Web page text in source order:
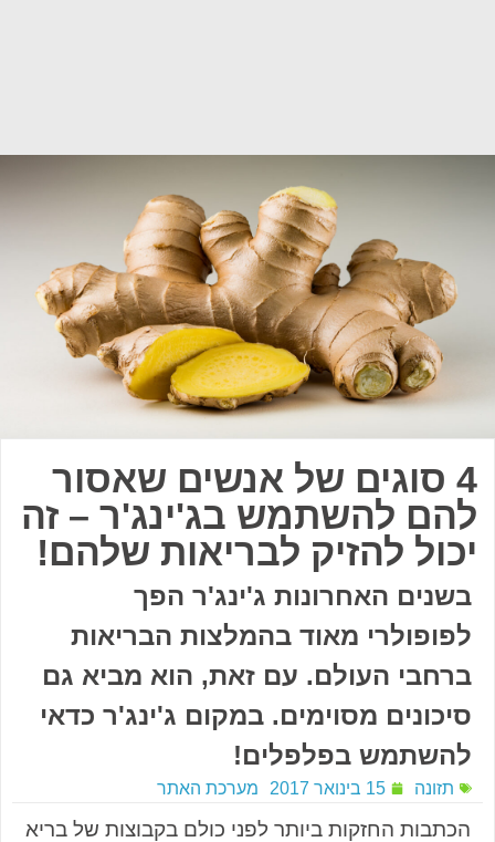
4 סוגים של אנשים שאסור
להם להשתמש בג'ינג'ר – זה
יכול להזיק לבריאות שלהם!
בשנים האחרונות ג'ינג'ר הפך
לפופולרי מאוד בהמלצות הבריאות
ברחבי העולם. עם זאת, הוא מביא גם
סיכונים מסוימים. במקום ג'ינג'ר כדאי
להשתמש בפלפלים!
תזונה 15 בינואר 2017 מערכת האתר
הכתבות החזקות ביותר לפני כולם בקבוצות של בריא